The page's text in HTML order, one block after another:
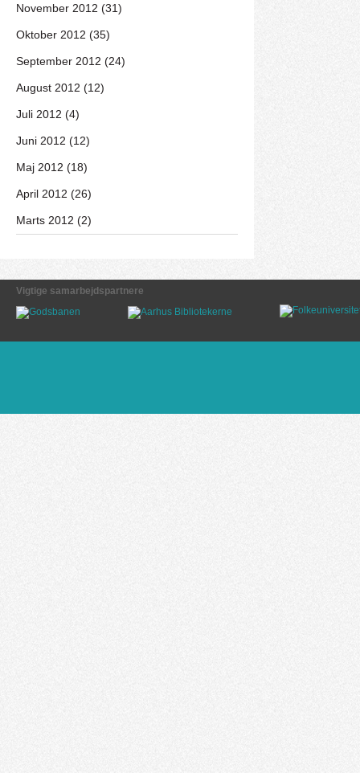
November 2012 (31)
Oktober 2012 (35)
September 2012 (24)
August 2012 (12)
Juli 2012 (4)
Juni 2012 (12)
Maj 2012 (18)
April 2012 (26)
Marts 2012 (2)
Vigtige samarbejdspartnere